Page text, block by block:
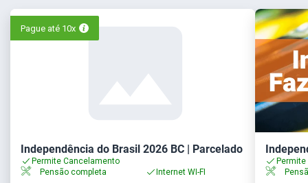
Pague até 10x
Independência do Brasil 2026 BC | Parcelado
Permite Cancelamento
Pensão completa
Internet WI-FI